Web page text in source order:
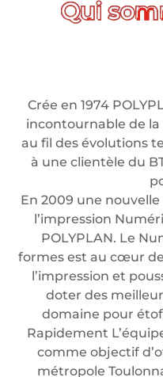
Crée en 1974
incontournable de
au fil des évolutions
à une clientèle du
En 2009 une
l’impression
POLYPLAN. Le
formes est au cœur
l’impression et
doter des
domaine pour
Rapidement
comme objectif
métropole